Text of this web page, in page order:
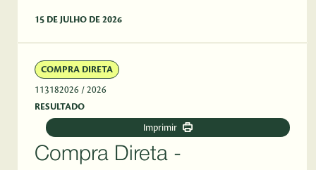
15 DE JULHO DE 2026
COMPRA DIRETA
113182026 / 2026
RESULTADO
Imprimir
Compra Direta -